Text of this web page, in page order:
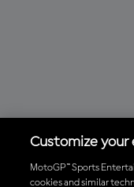
Customize your
MotoGP™ Sports
cookies and similar